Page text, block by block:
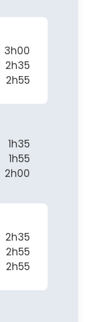
3h00
2h35
2h55
1h35
1h55
2h00
2h35
2h55
2h55